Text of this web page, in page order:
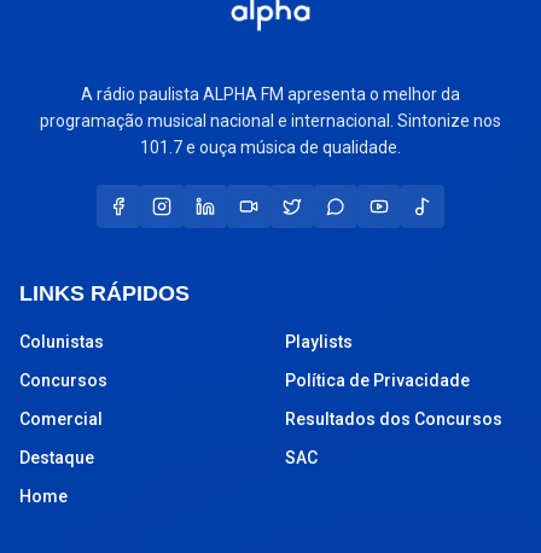
A rádio paulista ALPHA FM apresenta o melhor da
programação musical nacional e internacional. Sintonize nos
101.7 e ouça música de qualidade.
LINKS RÁPIDOS
Colunistas
Concursos
Comercial
Destaque
Home
Playlists
Política de Privacidade
Resultados dos Concursos
SAC